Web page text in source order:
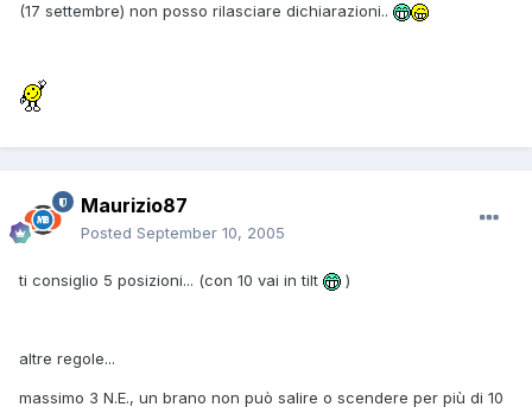
(17 settembre) non posso rilasciare dichiarazioni..
Maurizio87
Posted September 10, 2005
ti consiglio 5 posizioni... (con 10 vai in tilt )
altre regole...
massimo 3 N.E., un brano non può salire o scendere per più di 10